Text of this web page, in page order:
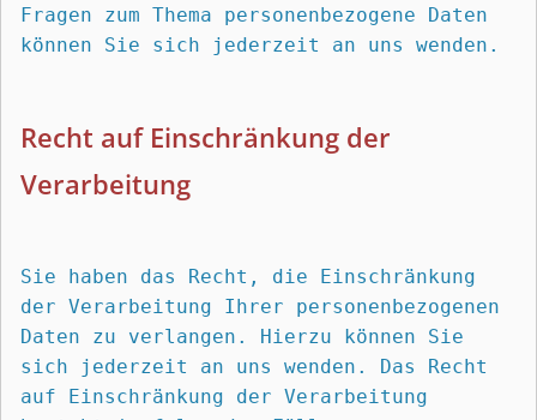
Fragen zum Thema personenbezogene Daten
können Sie sich jederzeit an uns wenden.
Recht auf Einschränkung der
Verarbeitung
Sie haben das Recht, die Einschränkung
der Verarbeitung Ihrer personenbezogenen
Daten zu verlangen. Hierzu können Sie
sich jederzeit an uns wenden. Das Recht
auf Einschränkung der Verarbeitung